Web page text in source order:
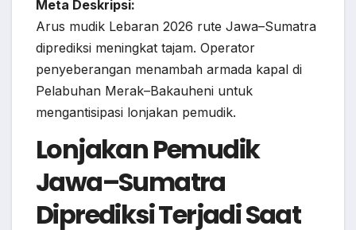
Meta Deskripsi:
Arus mudik Lebaran 2026 rute Jawa–Sumatra
diprediksi meningkat tajam. Operator
penyeberangan menambah armada kapal di
Pelabuhan Merak–Bakauheni untuk
mengantisipasi lonjakan pemudik.
Lonjakan Pemudik
Jawa–Sumatra
Diprediksi Terjadi Saat